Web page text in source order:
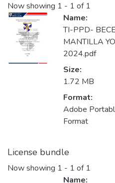
Now showing 1 - 1 of 1
Name:
TI-PPD-
MANTILLA
2024.pdf
Size:
1.72 MB
Format:
Adobe
Format
License bundle
Now showing 1 - 1 of 1
Name: